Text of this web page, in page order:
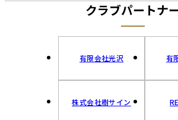
クラブパートナ
有限会社光沢 有
株式会社樹サイン